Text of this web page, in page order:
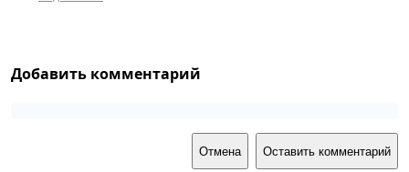
Добавить комментарий
Отмена Оставить комментарий